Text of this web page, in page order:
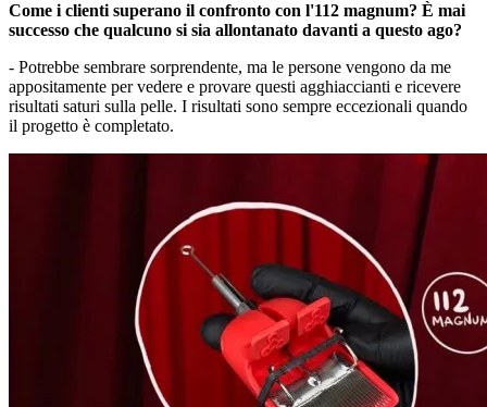
Come i clienti superano il confronto con l'112 magnum? È mai
successo che qualcuno si sia allontanato davanti a questo ago?
- Potrebbe sembrare sorprendente, ma le persone vengono da me
appositamente per vedere e provare questi agghiaccianti e ricevere
risultati saturi sulla pelle. I risultati sono sempre eccezionali quando
il progetto è completato.